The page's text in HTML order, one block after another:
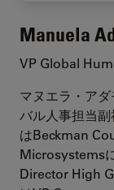
Manuela
VP Global
マヌエラ・ア
バル人事担当
はBeckman
Microsystems
Director High